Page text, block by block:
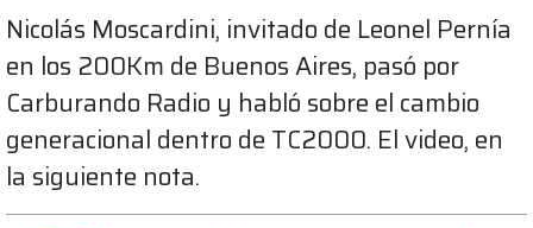
Nicolás Moscardini, invitado de Leonel Pernía
en los 200Km de Buenos Aires, pasó por
Carburando Radio y habló sobre el cambio
generacional dentro de TC2000. El video, en
la siguiente nota.